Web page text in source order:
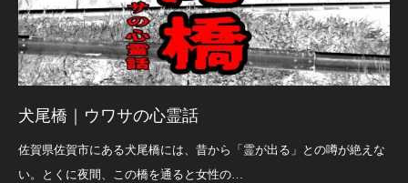
犬尾橋｜ウワサの心霊話
佐賀県佐賀市にある犬尾橋には、昔から「霊が出る」との噂が絶えな
い。とくに夜間、この橋を通ると女性の…